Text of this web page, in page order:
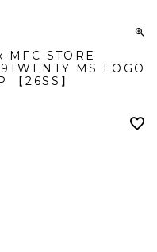
MFC STORE
MS LOGO
26SS】